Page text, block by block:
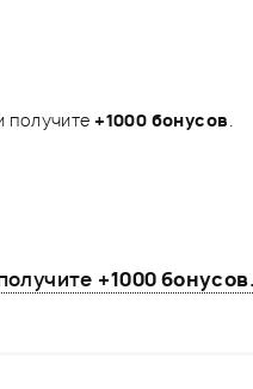
получите+1000 бонусов.
+1000 бонусов.